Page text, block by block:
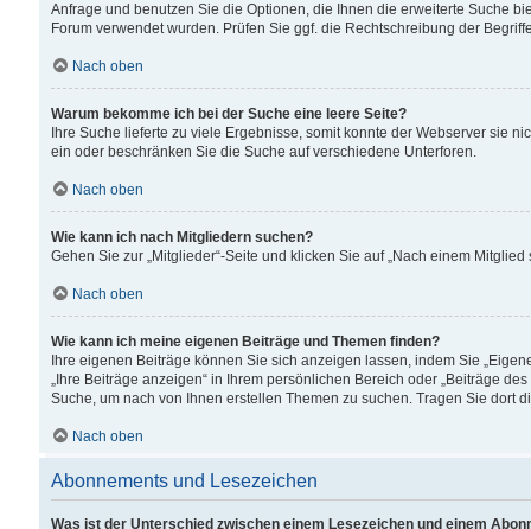
Anfrage und benutzen Sie die Optionen, die Ihnen die erweiterte Suche
Forum verwendet wurden. Prüfen Sie ggf. die Rechtschreibung der
Nach oben
Warum bekomme ich bei der Suche eine leere Seite?
Ihre Suche lieferte zu viele Ergebnisse, somit konnte der Webserver sie
ein oder beschränken Sie die Suche auf verschiedene Unterforen.
Nach oben
Wie kann ich nach Mitgliedern suchen?
Gehen Sie zur „Mitglieder“-Seite und klicken Sie auf „Nach einem Mitglied
Nach oben
Wie kann ich meine eigenen Beiträge und Themen finden?
Ihre eigenen Beiträge können Sie sich anzeigen lassen, indem Sie
„Ihre Beiträge anzeigen“ in Ihrem persönlichen Bereich oder „Beiträge
Suche, um nach von Ihnen erstellen Themen zu suchen. Tragen Sie dort
Nach oben
Abonnements und Lesezeichen
Was ist der Unterschied zwischen einem Lesezeichen und einem